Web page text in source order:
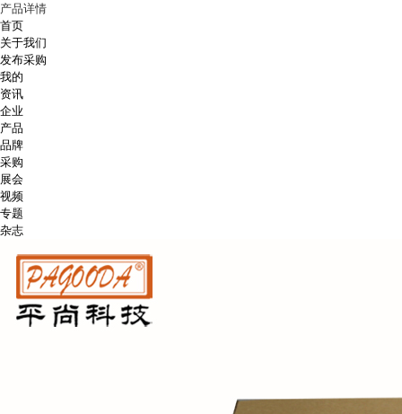
产品详情
首页
关于我们
发布采购
我的
资讯
企业
产品
品牌
采购
展会
视频
专题
杂志